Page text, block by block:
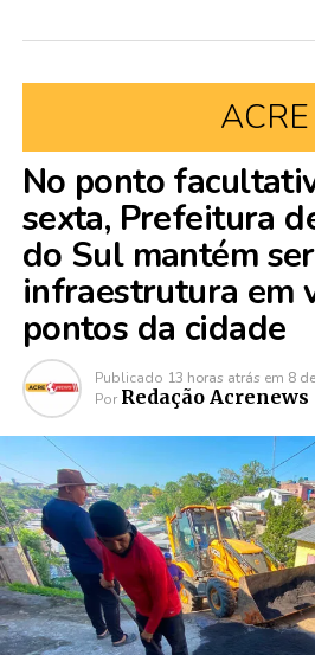
ACRE
No ponto
sexta, Prefeitura
do Sul mantém
infraestrutura em
pontos da cidade
Publicado 13 horas atrás em 8
Por Redação Acrenews